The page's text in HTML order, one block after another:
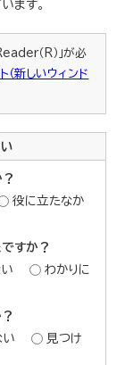
ます。
（R）」が必
（新しいウィンド
役に立たなか
すか？
わかりに
い
見つけ